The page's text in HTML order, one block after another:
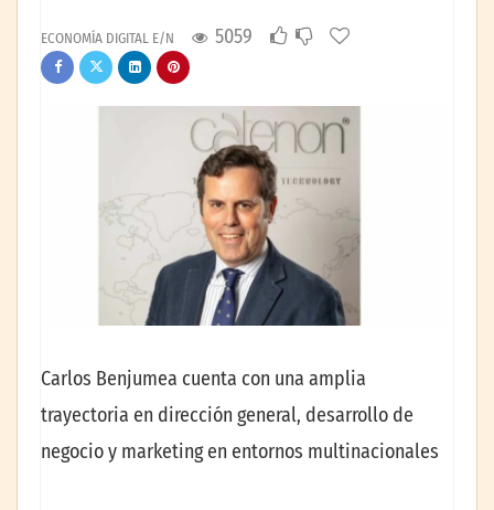
ECONOMÍA DIGITAL E/N 5059
Carlos Benjumea cuenta con una amplia
trayectoria en dirección general, desarrollo de
negocio y marketing en entornos multinacionales